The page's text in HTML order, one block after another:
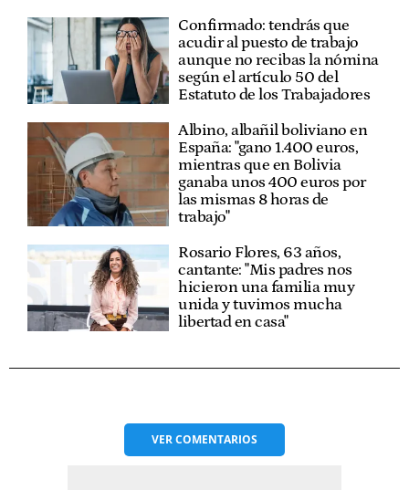
Confirmado: tendrás que
acudir al puesto de trabajo
aunque no recibas la nómina
según el artículo 50 del
Estatuto de los Trabajadores
Albino, albañil boliviano en
España: "gano 1.400 euros,
mientras que en Bolivia
ganaba unos 400 euros por
las mismas 8 horas de
trabajo"
Rosario Flores, 63 años,
cantante: "Mis padres nos
hicieron una familia muy
unida y tuvimos mucha
libertad en casa"
VERCOMENTARIOS